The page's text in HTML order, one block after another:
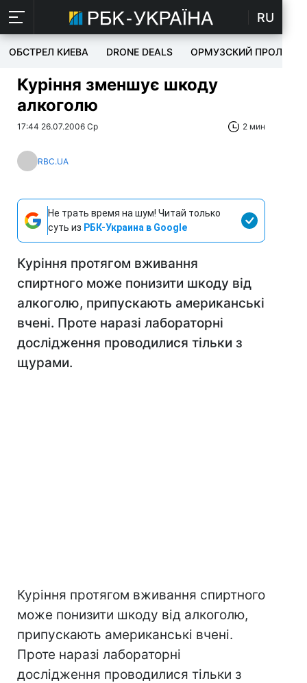
RU
ОБСТРЕЛ КИЕВА DRONE DEALS ОРМУЗСКИЙ ПРОЛИВ
Куріння зменшує шкоду
алкоголю
17:44 26.07.2006 Ср 2 мин
RBC.UA
Не трать время на шум! Читай только
суть из РБК-Украина в Google
Куріння протягом вживання
спиртного може понизити шкоду від
алкоголю, припускають американські
вчені. Проте наразі лабораторні
дослідження проводилися тільки з
щурами.
Куріння протягом вживання спиртного
може понизити шкоду від алкоголю,
припускають американські вчені.
Проте наразі лабораторні
дослідження проводилися тільки з